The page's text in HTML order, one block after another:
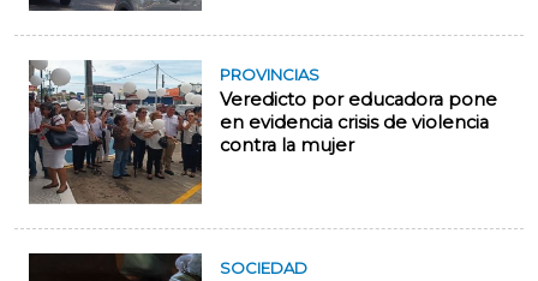
PROVINCIAS
Veredicto por educadora pone
en evidencia crisis de violencia
contra la mujer
SOCIEDAD